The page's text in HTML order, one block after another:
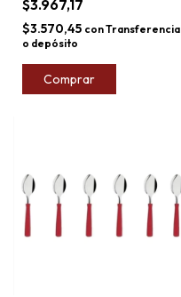
$3.967,17
$3.570,45 conTransferencia
o depósito
Comprar